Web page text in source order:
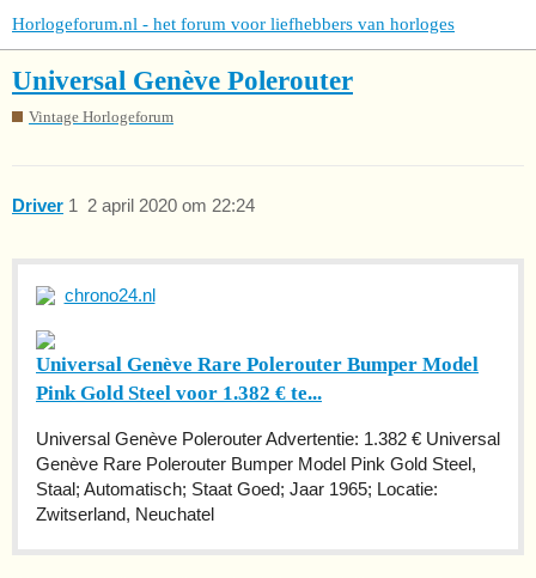
Horlogeforum.nl - het forum voor liefhebbers van horloges
Universal Genève Polerouter
Vintage Horlogeforum
Driver 2 april 2020 om 22:24
1
chrono24.nl
Universal Genève Rare Polerouter Bumper Model
Pink Gold Steel voor 1.382 € te...
Universal Genève Polerouter Advertentie: 1.382 € Universal
Genève Rare Polerouter Bumper Model Pink Gold Steel,
Staal; Automatisch; Staat Goed; Jaar 1965; Locatie:
Zwitserland, Neuchatel